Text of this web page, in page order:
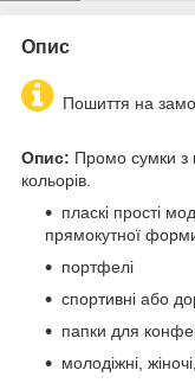
Опис
Пошиття на
Опис: Промо сумки з
кольорів.
пласкі прості
прямокутної
портфелі
спортивні або
папки для
молодіжні,